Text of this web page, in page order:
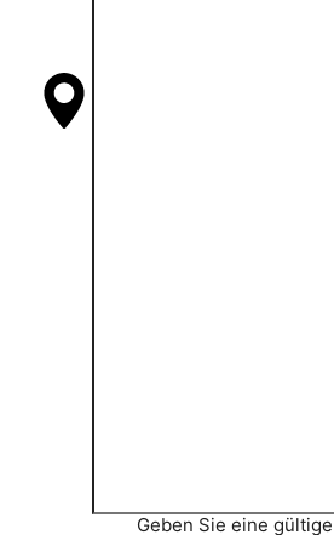
Geben Sie eine